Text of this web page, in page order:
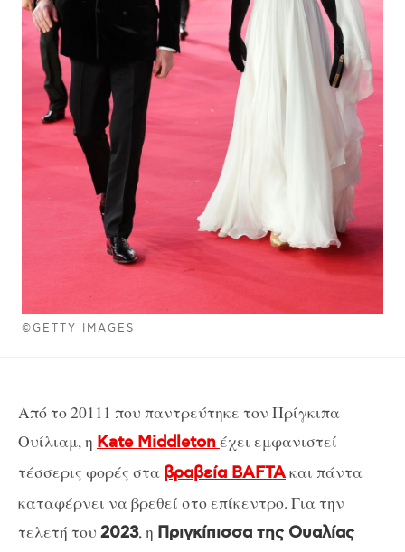
©GETTY IMAGES
Από το 20111 που παντρεύτηκε τον Πρίγκιπα
Ουίλιαμ, η Kate Middletonέχει εμφανιστεί
τέσσερις φορές στα βραβεία BAFTAκαι πάντα
καταφέρνει να βρεθεί στο επίκεντρο. Για την
τελετή του 2023, η Πριγκίπισσα της Ουαλίας